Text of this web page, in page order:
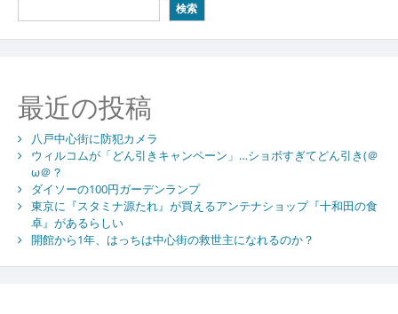
検索
最近の投稿
八戸中心街に防犯カメラ
ウィルコムが「どん引きキャンペーン」…ショボすぎてどん引き(＠
ω＠？
ダイソーの100円ガーデンランプ
東京に『スタミナ源たれ』が買えるアンテナショップ『十和田の食
卓』があるらしい
開館から1年、はっちは中心街の救世主になれるのか？